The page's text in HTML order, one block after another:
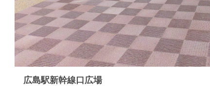
広島駅新幹線口広場